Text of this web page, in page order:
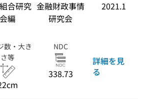
合研究
会編
金融財政事情
研究会
2021.1
数・大き
さ等
NDC
338.73
詳細を見
る